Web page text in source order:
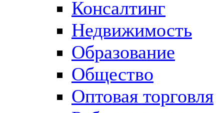
Консалтинг
Недвижимость
Образование
Общество
Оптовая торговля